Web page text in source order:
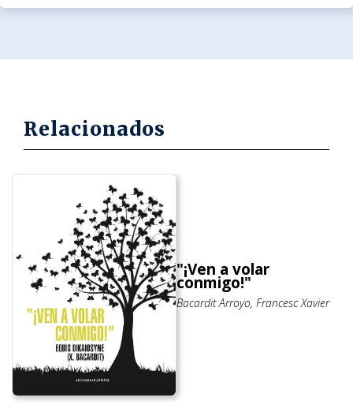
Relacionados
"¡Ven a volar
conmigo!"
Bacardit Arroyo, Francesc Xavier